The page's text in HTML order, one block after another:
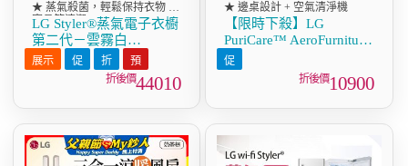
★ 蒸氣殺菌，輕鬆保持衣物 /
寢具等清潔
LG Styler®蒸氣電子衣櫥
第二代－雲霧白
(R723WG)
44010
★ 邊桌設計 + 空氣清淨機
【限時下殺】LG
PuriCare™ AeroFurniture
新淨几｜空氣清淨 x 無
線充電 x 美型茶几 雪梨
10900